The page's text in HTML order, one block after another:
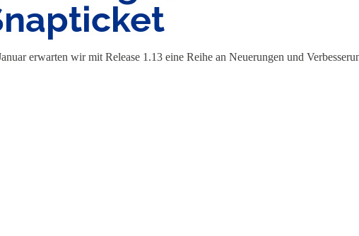
erwarten wir mit Release 1.13 eine Reihe an Neuerungen und